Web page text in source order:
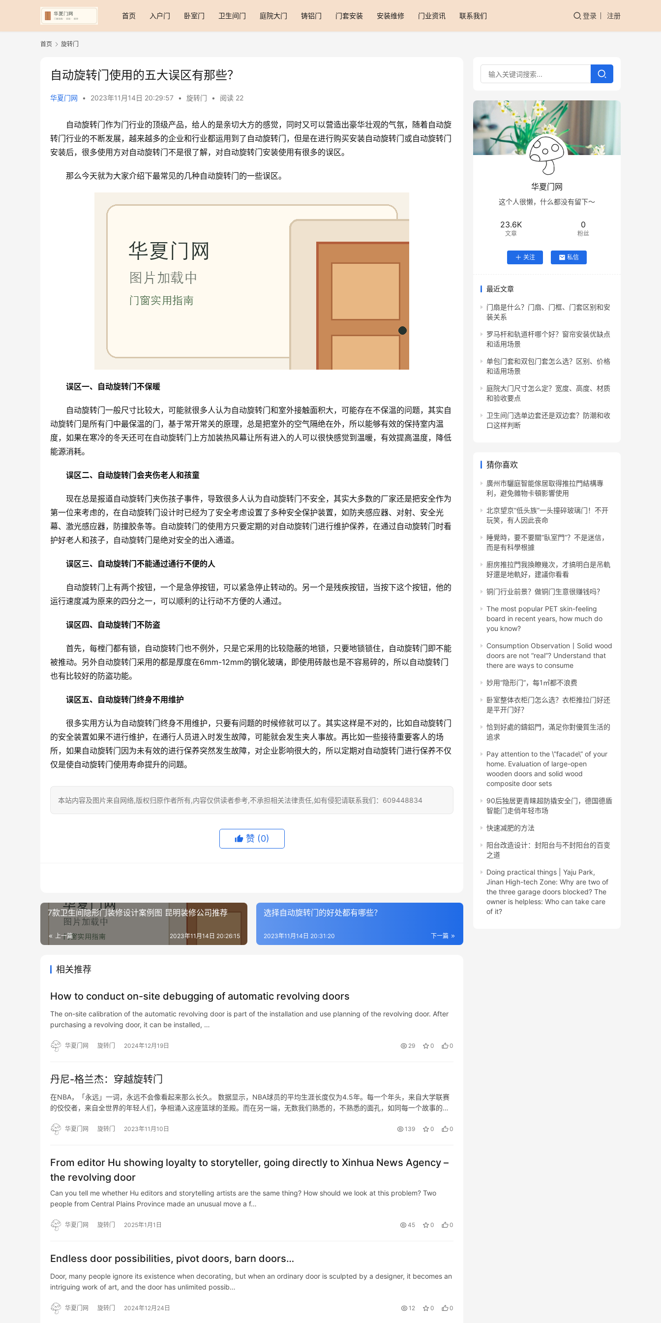
首页 入户门 卧室门 卫生间门 庭院大门 铸铝门 门套安装 安装维修 门业资讯 联系我们 登录 注册
首页 旋转门
自动旋转门使用的五大误区有那些？
华夏门网 • 2023年11月14日 20:29:57 • 旋转门 • 阅读 22
自动旋转门作为门行业的顶级产品，给人的是亲切大方的感觉，同时又可以营造出豪华壮观的气氛，随着自动旋
转门行业的不断发展，越来越多的企业和行业都运用到了自动旋转门，但是在进行购买安装自动旋转门或自动旋转门
安装后，很多使用方对自动旋转门不是很了解，对自动旋转门安装使用有很多的误区。
那么今天就为大家介绍下最常见的几种自动旋转门的一些误区。
误区一、自动旋转门不保暖
自动旋转门一般尺寸比较大，可能就很多人认为自动旋转门和室外接触面积大，可能存在不保温的问题，其实自
动旋转门是所有门中最保温的门，基于常开常关的原理，总是把室外的空气隔绝在外，所以能够有效的保持室内温
度，如果在寒冷的冬天还可在自动旋转门上方加装热风幕让所有进入的人可以很快感觉到温暖，有效提高温度，降低
能源消耗。
误区二、自动旋转门会夹伤老人和孩童
现在总是报道自动旋转门夹伤孩子事件，导致很多人认为自动旋转门不安全，其实大多数的厂家还是把安全作为
第一位来考虑的，在自动旋转门设计时已经为了安全考虑设置了多种安全保护装置，如防夹感应器、对射、安全光
幕、激光感应器，防撞胶条等。自动旋转门的使用方只要定期的对自动旋转门进行维护保养，在通过自动旋转门时看
护好老人和孩子，自动旋转门是绝对安全的出入通道。
误区三、自动旋转门不能通过通行不便的人
自动旋转门上有两个按钮，一个是急停按钮，可以紧急停止转动的。另一个是残疾按钮，当按下这个按钮，他的
运行速度减为原来的四分之一，可以顺利的让行动不方便的人通过。
误区四、自动旋转门不防盗
首先，每樘门都有锁，自动旋转门也不例外，只是它采用的比较隐蔽的地锁，只要地锁锁住，自动旋转门即不能
被推动。另外自动旋转门采用的都是厚度在6mm-12mm的钢化玻璃，即使用砖敲也是不容易碎的，所以自动旋转门
也有比较好的防盗功能。
误区五、自动旋转门终身不用维护
很多实用方认为自动旋转门终身不用维护，只要有问题的时候修就可以了。其实这样是不对的，比如自动旋转门
的安全装置如果不进行维护，在通行人员进入时发生故障，可能就会发生夹人事故。再比如一些接待重要客人的场
所，如果自动旋转门因为未有效的进行保养突然发生故障，对企业影响很大的，所以定期对自动旋转门进行保养不仅
仅是使自动旋转门使用寿命提升的问题。
本站内容及图片来自网络,版权归原作者所有,内容仅供读者参考,不承担相关法律责任,如有侵犯请联系我们：609448834
赞 (0)
7款卫生间隐形门装修设计案例图 昆明装修公司推荐
上一篇 2023年11月14日 20:26:15
选择自动旋转门的好处都有哪些？
下一篇
2023年11月14日 20:31:20
相关推荐
How to conduct on-site debugging of automatic revolving doors
The on-site calibration of the automatic revolving door is part of the installation and use planning of the revolving door. After
purchasing a revolving door, it can be installed, …
华夏门网 旋转门 2024年12月19日 29 0 0
丹尼-格兰杰：穿越旋转门
在NBA，「永远」一词，永远不会像看起来那么长久。 数据显示，NBA球员的平均生涯长度仅为4.5年。每一个年头，来自大学联赛
的佼佼者，来自全世界的年轻人们，争相涌入这座篮球的圣殿。而在另一端，无数我们熟悉的，不熟悉的面孔，如同每一个故事的结
华夏门网 旋转门 2023年11月10日 139 0 0
From editor Hu showing loyalty to storyteller, going directly to Xinhua News Agency –
the revolving door
Can you tell me whether Hu editors and storytelling artists are the same thing? How should we look at this problem? Two
people from Central Plains Province made an unusual move a f…
华夏门网 旋转门 2025年1月1日 45 0 0
Endless door possibilities, pivot doors, barn doors…
Door, many people ignore its existence when decorating, but when an ordinary door is sculpted by a designer, it becomes an
intriguing work of art, and the door has unlimited possib…
华夏门网 旋转门 2024年12月24日 12 0 0
华夏门网
这个人很懒，什么都没有留下～
23.6K
文章
0
粉丝
关注 私信
最近文章
门扇是什么？门扇、门框、门套区别和安
装关系
罗马杆和轨道杆哪个好？窗帘安装优缺点
和适用场景
单包门套和双包门套怎么选？区别、价格
和适用场景
庭院大门尺寸怎么定？宽度、高度、材质
和验收要点
卫生间门选单边套还是双边套？防潮和收
口这样判断
猜你喜欢
廣州市驪庭智能傢居取得推拉門結構專
利，避免雜物卡頓影響使用
北京望京“低头族”一头撞碎玻璃门！不开
玩笑，有人因此丧命
睡覺時，要不要關“臥室門”？不是迷信，
而是有科學根據
廚房推拉門我換瞭幾次，才搞明白是吊軌
好還是地軌好，建議你看看
铜门行业前景？做铜门生意很赚钱吗？
The most popular PET skin-feeling
board in recent years, how much do
you know?
Consumption Observation丨Solid wood
doors are not “real”? Understand that
there are ways to consume
妙用“隐形门”，每1㎡都不浪费
卧室整体衣柜门怎么选？衣柜推拉门好还
是平开门好？
恰到好處的鑄鋁門，滿足你對優質生活的
追求
Pay attention to the \”facade\” of your
home. Evaluation of large-open
wooden doors and solid wood
composite door sets
90后独居更青睐超防撬安全门，德国德盾
智能门走俏年轻市场
快速减肥的方法
阳台改造设计：封阳台与不封阳台的百变
之道
Doing practical things | Yaju Park,
Jinan High-tech Zone: Why are two of
the three garage doors blocked? The
owner is helpless: Who can take care
of it?